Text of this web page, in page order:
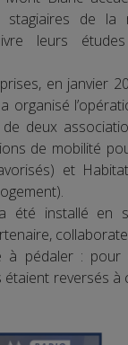
stagiaires de la
leurs
en janvier
organisé
deux
de mobilité
et
été installé en
à pédaler : pour
reversés à